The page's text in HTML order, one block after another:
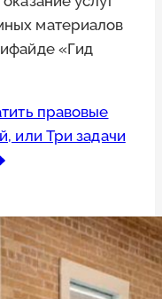
материалов
«Гид
правовые
или Три задачи